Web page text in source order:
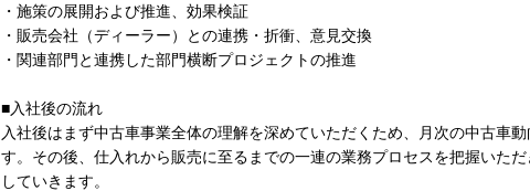
・施策の展開および推進、効果検証
・販売会社（ディーラー）との連携・折衝、意見交換
・関連部門と連携した部門横断プロジェクトの推進
■入社後の流れ
入社後はまず中古車事業全体の理解を深めていただくため、月次の中古車
す。その後、仕入れから販売に至るまでの一連の業務プロセスを把握いた
していきます。